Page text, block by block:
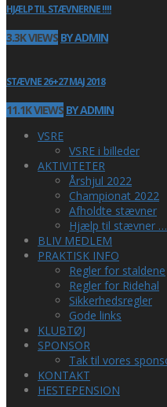
HJÆLP TIL STÆVNERNE !!!!
3.3K VIEWS BY ADMIN
STÆVNE 26+27 MAJ 2018
11.1K VIEWS BY ADMIN
VSRE
VSRE i billeder
AKTIVITETER
Årshjul 2022
Championat 2022
Afholdte stævner
Hjælp til stævner …
BLIV MEDLEM
PRAKTISK INFO
Regler for staldene
Regler for Ridehal
Sikkerhedsregler
Gode links
KLUBTØJ
SPONSOR
Tak til vores
KONTAKT
HESTEPENSION